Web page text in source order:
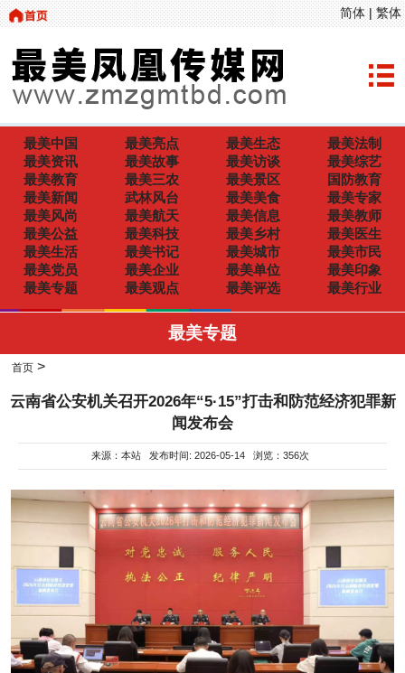
简体| 繁体
最美中国 最美亮点 最美生态
最美法制
最美资讯
最美故事 最美访谈
最美综艺
最美教育
最美三农 最美景区
国防教育
最美新闻
武林风台 最美美食
最美专家
最美风尚
最美航天 最美信息
最美教师
最美公益
最美科技 最美乡村
最美医生
最美生活
最美书记 最美城市
最美市民
最美党员
最美企业 最美单位
最美印象
最美专题
最美观点 最美评选 最美行业
最美专题
首页 >
云南省公安机关召开2026年“5·15”打击和防范经济犯罪新
闻发布会
来源：本站 发布时间: 2026-05-14 浏览：356次